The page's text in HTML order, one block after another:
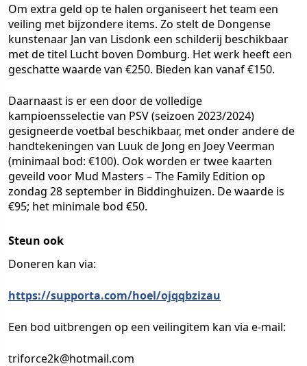
Om extra geld op te halen organiseert het team een
veiling met bijzondere items. Zo stelt de Dongense
kunstenaar Jan van Lisdonk een schilderij beschikbaar
met de titel Lucht boven Domburg. Het werk heeft een
geschatte waarde van €250. Bieden kan vanaf €150.
Daarnaast is er een door de volledige
kampioensselectie van PSV (seizoen 2023/2024)
gesigneerde voetbal beschikbaar, met onder andere de
handtekeningen van Luuk de Jong en Joey Veerman
(minimaal bod: €100). Ook worden er twee kaarten
geveild voor Mud Masters – The Family Edition op
zondag 28 september in Biddinghuizen. De waarde is
€95; het minimale bod €50.
Steun ook
Doneren kan via:
https://supporta.com/hoel/ojqqbzizau
Een bod uitbrengen op een veilingitem kan via e-mail:
triforce2k@hotmail.com